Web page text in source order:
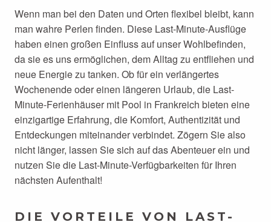
Wenn man bei den Daten und Orten flexibel bleibt, kann
man wahre Perlen finden. Diese Last-Minute-Ausflüge
haben einen großen Einfluss auf unser Wohlbefinden,
da sie es uns ermöglichen, dem Alltag zu entfliehen und
neue Energie zu tanken. Ob für ein verlängertes
Wochenende oder einen längeren Urlaub, die Last-
Minute-Ferienhäuser mit Pool in Frankreich bieten eine
einzigartige Erfahrung, die Komfort, Authentizität und
Entdeckungen miteinander verbindet. Zögern Sie also
nicht länger, lassen Sie sich auf das Abenteuer ein und
nutzen Sie die Last-Minute-Verfügbarkeiten für Ihren
nächsten Aufenthalt!
DIE VORTEILE VON LAST-